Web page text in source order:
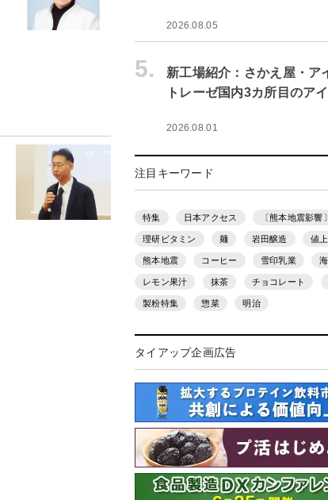
2026.08.05
5.
新工場紹介：さかえ屋・
トレーゼ国内3カ所目のア
2026.08.01
注目キーワード
特集 日本アクセス 〔熊本地震影響〕
理研ビタミン 麺 岩田醸造 値
熊本地震 コーヒー 雪印乳業
レモン果汁 抹茶 チョコレート
製粉特集 惣菜 明治
タイアップ企画広告